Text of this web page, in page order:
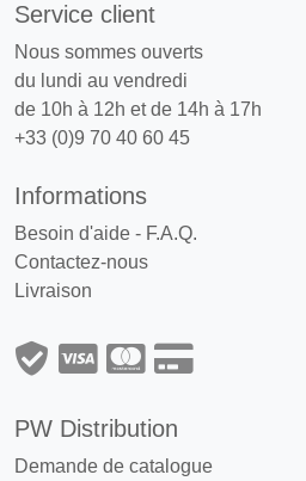
Service client
Nous sommes ouverts
du lundi au vendredi
de 10h à 12h et de 14h à 17h
+33 (0)9 70 40 60 45
Informations
Besoin d'aide - F.A.Q.
Contactez-nous
Livraison
PW Distribution
Demande de catalogue